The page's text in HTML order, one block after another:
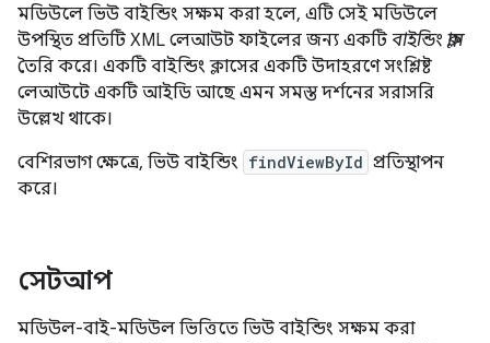
মডিউলে ভিউ বাইন্ডিং সক্ষম করা হলে, এটি সেই মডিউলে
উপস্থিত প্রতিটি XML লেআউট ফাইলের জন্য একটি বাইন্ডিং ক্লাস
তৈরি করে। একটি বাইন্ডিং ক্লাসের একটি উদাহরণে সংশ্লিষ্ট
লেআউটে একটি আইডি আছে এমন সমস্ত দর্শনের সরাসরি
উল্লেখ থাকে।
বেশিরভাগ ক্ষেত্রে, ভিউ বাইন্ডিং findViewById প্রতিস্থাপন
করে।
সেটআপ
মডিউল-বাই-মডিউল ভিত্তিতে ভিউ বাইন্ডিং সক্ষম করা